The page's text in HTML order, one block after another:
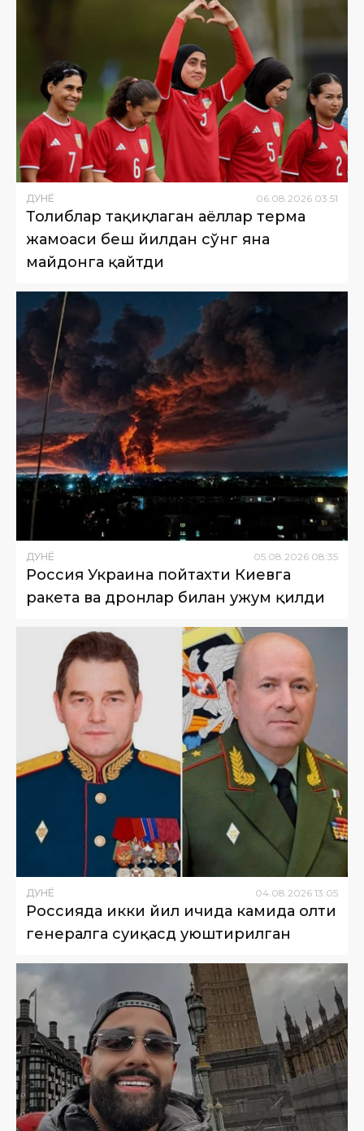
ДУНË 06.08.2026 03:51
Толиблар тақиқлаган аёллар терма
жамоаси беш йилдан сўнг яна
майдонга қайтди
ДУНË 05.08.2026 08:35
Россия Украина пойтахти Киевга
ракета ва дронлар билан ҳужум қилди
ДУНË 04.08.2026 13:05
Россияда икки йил ичида камида олти
генералга суиқасд уюштирилган